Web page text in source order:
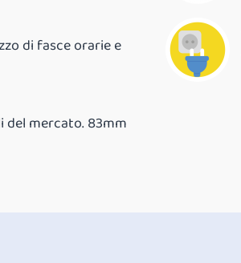
di fasce orarie e
mercato. 83mm